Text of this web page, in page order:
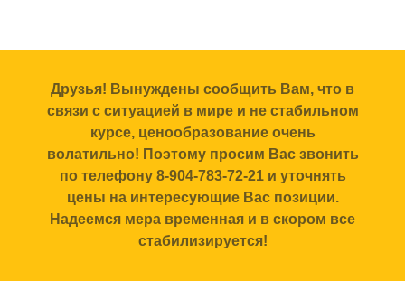
Друзья! Вынуждены сообщить Вам, что в
связи с ситуацией в мире и не стабильном
курсе, ценообразование очень
волатильно! Поэтому просим Вас звонить
по телефону 8-904-783-72-21 и уточнять
цены на интересующие Вас позиции.
Надеемся мера временная и в скором все
стабилизируется!